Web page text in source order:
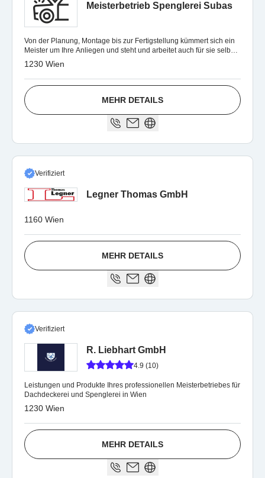
Meisterbetrieb Spenglerei Subas
Von der Planung, Montage bis zur Fertigstellung kümmert sich ein
Meister um Ihre Anliegen und steht und arbeitet auch für sie selber
auf dem Dach.
1230 Wien
MEHR DETAILS
Verifiziert
Legner Thomas GmbH
1160 Wien
MEHR DETAILS
Verifiziert
R. Liebhart GmbH
4.9 (10)
Leistungen und Produkte Ihres professionellen Meisterbetriebes für
Dachdeckerei und Spenglerei in Wien
1230 Wien
MEHR DETAILS